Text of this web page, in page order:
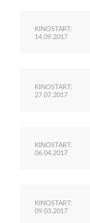
KINOSTART:
14.09.2017
KINOSTART:
27.07.2017
KINOSTART:
06.04.2017
KINOSTART:
09.03.2017